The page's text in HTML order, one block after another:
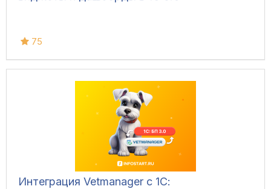
75
Интеграция Vetmanager с 1С: